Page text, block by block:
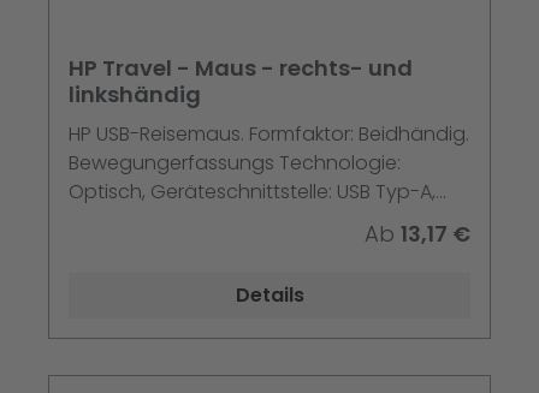
HP Travel - Maus - rechts- und
linkshändig
HP USB-Reisemaus. Formfaktor: Beidhändig.
Bewegungerfassungs Technologie:
Optisch, Geräteschnittstelle: USB Typ-A,
Bewegung Auflösung: 1000 DPI, Tastentyp:
Gedrückte Tasten, Knopfanzahl: 2, Scroll
Ab 13,17 €
Details